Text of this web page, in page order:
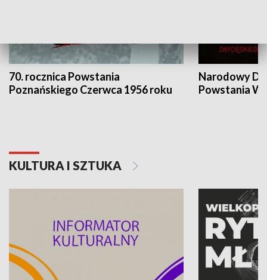
70. rocznica Powstania
Poznańskiego Czerwca 1956 roku
Narodowy
Powstania
KULTURA I SZTUKA